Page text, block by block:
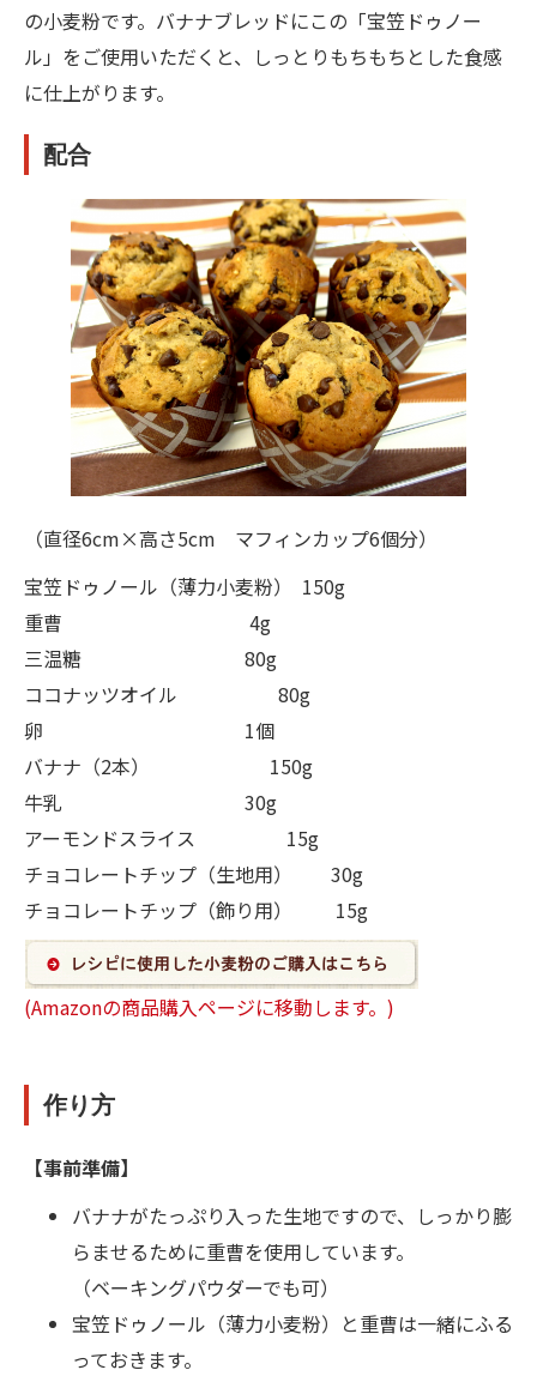
の小麦粉です。バナナブレッドにこの「宝笠ドゥノー
ル」をご使用いただくと、しっとりもちもちとした食感
に仕上がります。
配合
（直径6cm×高さ5cm マフィンカップ6個分）
宝笠ドゥノール（薄力小麦粉） 150g
重曹 4g
三温糖 80g
ココナッツオイル 80g
卵 1個
バナナ（2本） 150g
牛乳 30g
アーモンドスライス 15g
チョコレートチップ（生地用） 30g
チョコレートチップ（飾り用） 15g
(Amazonの商品購入ページに移動します。)
作り方
【事前準備】
バナナがたっぷり入った生地ですので、しっかり膨
らませるために重曹を使用しています。
（ベーキングパウダーでも可）
宝笠ドゥノール（薄力小麦粉）と重曹は一緒にふる
っておきます。